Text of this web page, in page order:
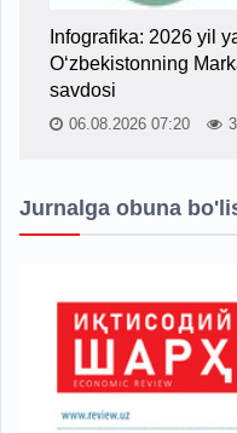
Infografika: 2026 yil
O‘zbekistonning
savdosi
06.08.2026 07:20
Jurnalga obuna